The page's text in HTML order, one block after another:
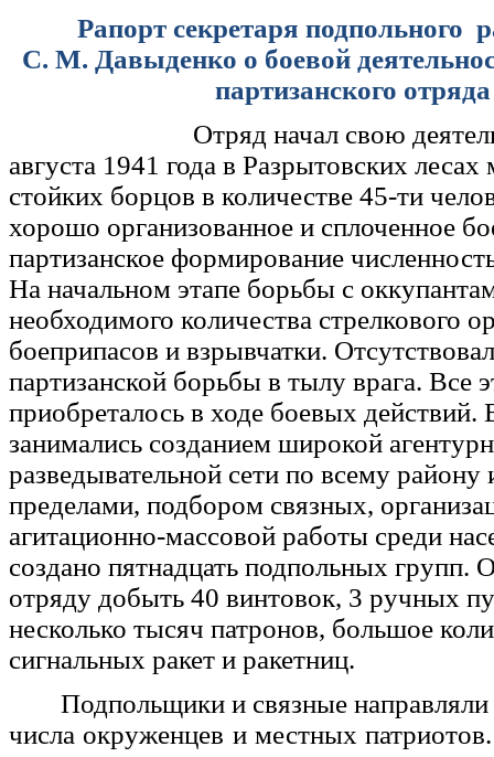
Рапорт секретаря подпольного
С. М. Давыденко о боевой
партизанского отряда
Отряд начал свою
августа 1941 года в Разрытовских лесах
стойких борцов в количестве 45-ти
хорошо организованное и сплоченное
партизанское формирование
На начальном этапе борьбы с
необходимого количества стрелкового
боеприпасов и взрывчатки.
партизанской борьбы в тылу врага. Все
приобреталось в ходе боевых действий.
занимались созданием широкой
разведывательной сети по всему району
пределами, подбором связных,
агитационно-массовой работы среди
создано пятнадцать подпольных групп.
отряду добыть 40 винтовок, 3 ручных
несколько тысяч патронов, большое
сигнальных ракет и ракетниц.
Подпольщики и связные
числа окруженцев и местных